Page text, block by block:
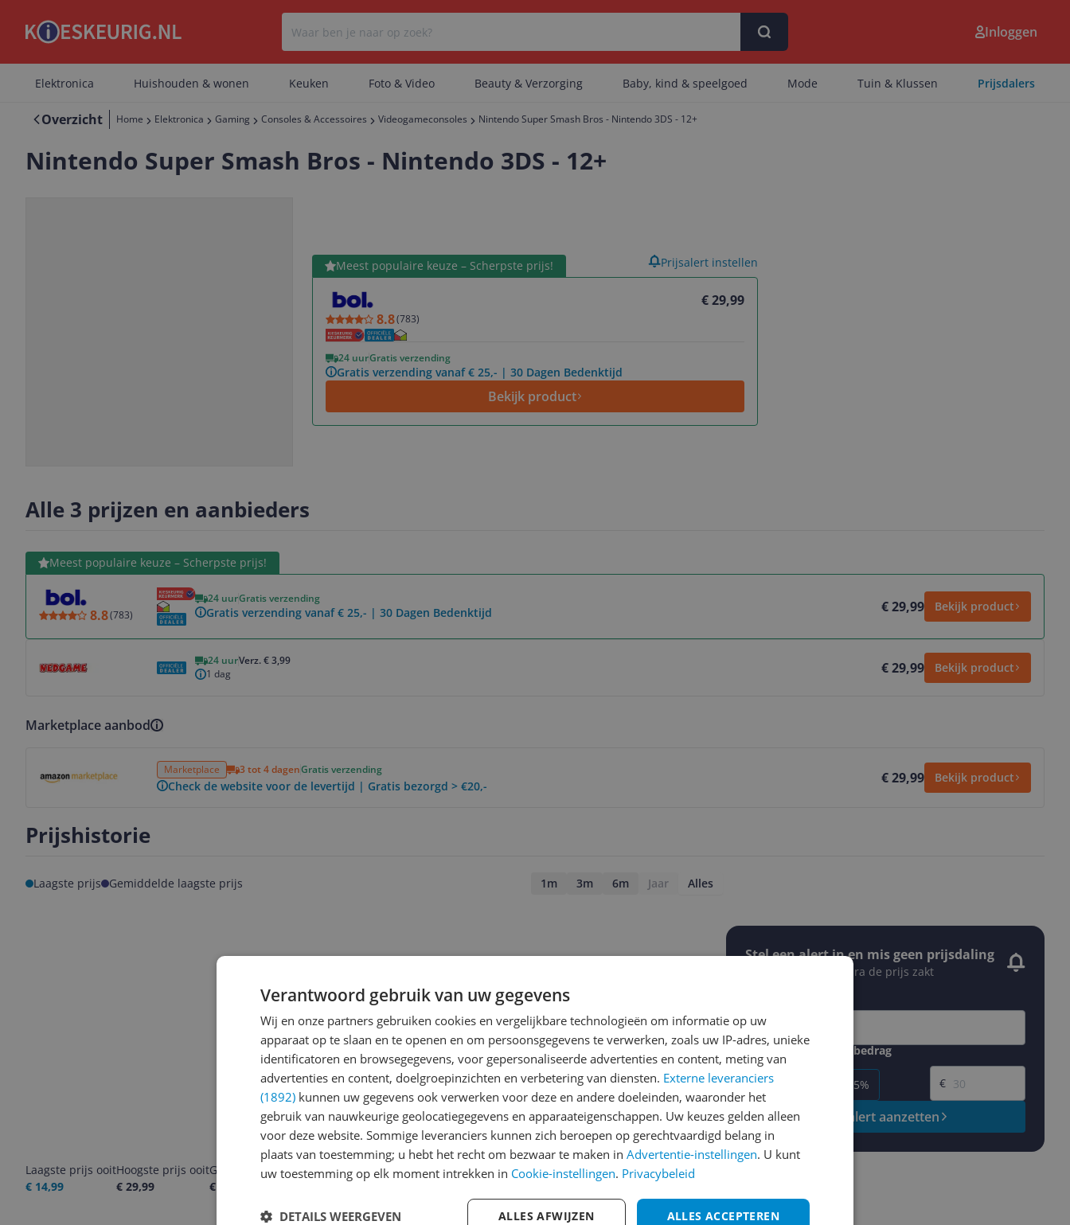
Er zijn geen categorieën gevonden.
Er zijn geen artikelen gevonden.
Inloggen
Elektronica Huishouden & wonen Keuken Foto & Video Beauty & Verzorging Baby, kind & speelgoed Mode Tuin & Klussen Prijsdalers
Overzicht Home Elektronica Gaming Consoles & Accessoires Videogameconsoles Nintendo Super Smash Bros - Nintendo 3DS - 12+
Nintendo Super Smash Bros - Nintendo 3DS - 12+
Meest populaire keuze – Scherpste prijs!
€ 29,99
8.8(783)
24 uurGratis verzending
Gratis verzending vanaf € 25,- | 30 Dagen Bedenktijd
Bekijk product
Bekijk product Prijsalert instellen
Alle 3 prijzen en aanbieders
Meest populaire keuze – Scherpste prijs!
8.8(783)
24 uurGratis verzending
Gratis verzending vanaf € 25,- | 30 Dagen Bedenktijd € 29,99 Bekijk product
Bekijk product
24 uurVerz. € 3,99
1 dag
€ 29,99 Bekijk product
Marketplace aanbod
Marketplace 3 tot 4 dagenGratis verzending
Check de website voor de levertijd | Gratis bezorgd > €20,- € 29,99 Bekijk product
Prijshistorie
Laagste prijs Gemiddelde laagste prijs 1m 3m 6m Jaar Alles
Laagste prijs ooit
€ 14,99
Hoogste prijs ooit
€ 29,99
Goedkoopste nu
€ 29,99
Laatste prijsupdate
06-08-2026
Stel een alert in en mis geen prijsdaling
Krijg een seintje zodra de prijs zakt
Gewenste daling of bedrag
-5% -15%
Gewenste prijs
€
Prijsalert aanzetten
Verantwoord gebruik van uw gegevens
Wij en onze partners gebruiken cookies en vergelijkbare technologieën om informatie op uw
apparaat op te slaan en te openen en om persoonsgegevens te verwerken, zoals uw IP-adres, unieke
identificatoren en browsegegevens, voor gepersonaliseerde advertenties en content, meting van
advertenties en content, doelgroepinzichten en verbetering van diensten. Externe leveranciers
(1892) kunnen uw gegevens ook verwerken voor deze en andere doeleinden, waaronder het
gebruik van nauwkeurige geolocatiegegevens en apparaateigenschappen. Uw keuzes gelden alleen
voor deze website. Sommige leveranciers kunnen zich beroepen op gerechtvaardigd belang in
plaats van toestemming; u hebt het recht om bezwaar te maken in Advertentie-instellingen. U kunt
uw toestemming op elk moment intrekken in Cookie-instellingen. Privacybeleid
ALLES ACCEPTEREN
ALLES AFWIJZEN
DETAILS WEERGEVEN